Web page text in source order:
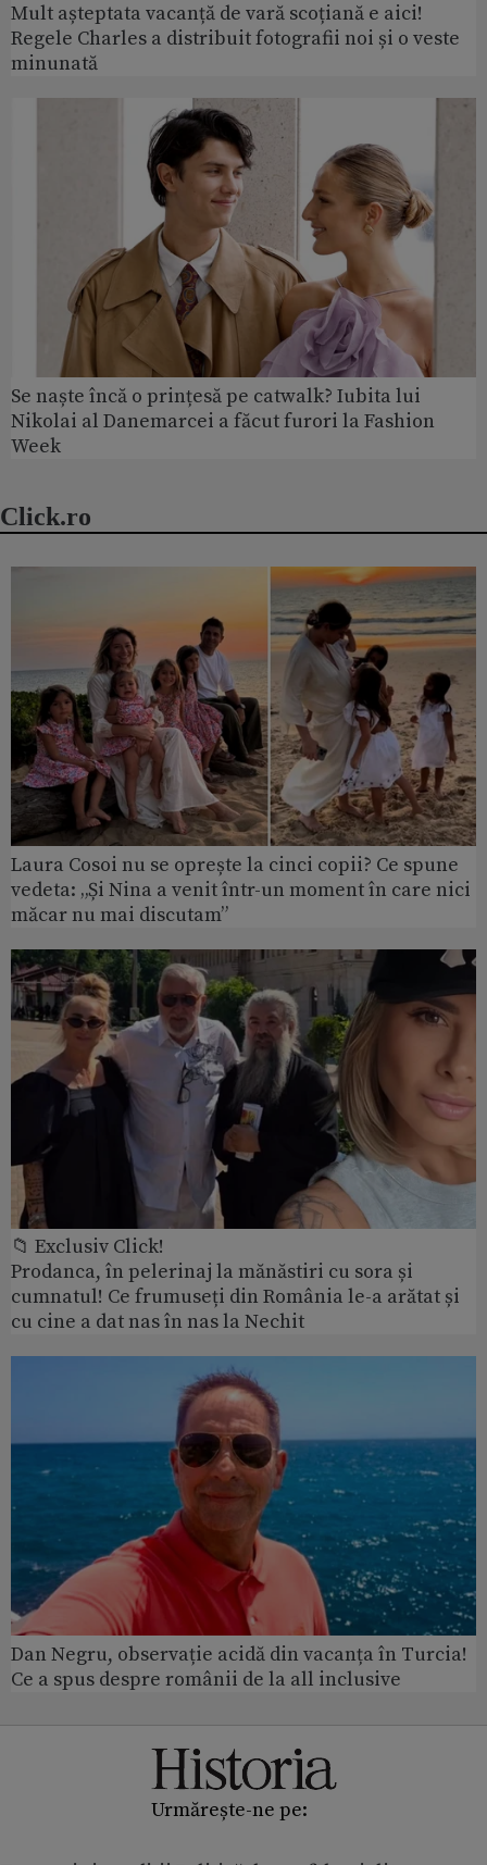
Mult așteptata vacanță de vară scoțiană e aici!
Regele Charles a distribuit fotografii noi și o veste
minunată
Se naște încă o prințesă pe catwalk? Iubita lui
Nikolai al Danemarcei a făcut furori la Fashion
Week
Click.ro
Laura Cosoi nu se oprește la cinci copii? Ce spune
vedeta: „Și Nina a venit într-un moment în care nici
măcar nu mai discutam”
📁 Exclusiv Click!
Prodanca, în pelerinaj la mănăstiri cu sora și
cumnatul! Ce frumuseți din România le-a arătat și
cu cine a dat nas în nas la Nechit
Dan Negru, observație acidă din vacanța în Turcia!
Ce a spus despre românii de la all inclusive
Urmărește-ne pe: